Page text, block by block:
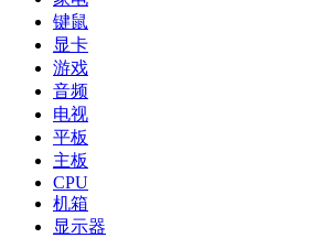
键鼠
显卡
游戏
音频
电视
平板
主板
CPU
机箱
显示器